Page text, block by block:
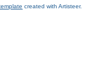
created with Artisteer.